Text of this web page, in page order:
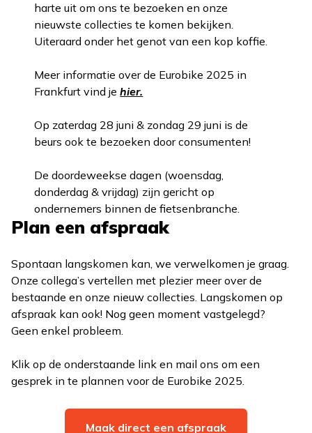
harte uit om ons te bezoeken en onze
nieuwste collecties te komen bekijken.
Uiteraard onder het genot van een kop koffie.
Meer informatie over de Eurobike 2025 in
Frankfurt vind jehier.
Op zaterdag 28 juni & zondag 29 juni is de
beurs ook te bezoeken door consumenten!
De doordeweekse dagen (woensdag,
donderdag & vrijdag) zijn gericht op
ondernemers binnen de fietsenbranche.
Plan een afspraak
Spontaan langskomen kan, we verwelkomen je graag.
Onze collega’s vertellen met plezier meer over de
bestaande en onze nieuw collecties. Langskomen op
afspraak kan ook! Nog geen moment vastgelegd?
Geen enkel probleem.
Klik op de onderstaande link en mail ons om een
gesprek in te plannen voor de Eurobike 2025.
Maak direct een afspraak